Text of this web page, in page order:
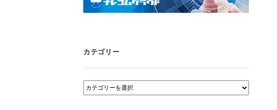
カテゴリー
カ
テ